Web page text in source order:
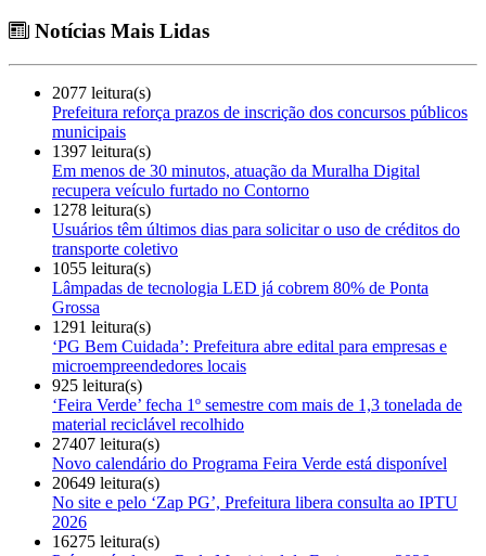
Notícias Mais Lidas
2077 leitura(s)
Prefeitura reforça prazos de inscrição dos concursos públicos
municipais
1397 leitura(s)
Em menos de 30 minutos, atuação da Muralha Digital
recupera veículo furtado no Contorno
1278 leitura(s)
Usuários têm últimos dias para solicitar o uso de créditos do
transporte coletivo
1055 leitura(s)
Lâmpadas de tecnologia LED já cobrem 80% de Ponta
Grossa
1291 leitura(s)
‘PG Bem Cuidada’: Prefeitura abre edital para empresas e
microempreendedores locais
925 leitura(s)
‘Feira Verde’ fecha 1º semestre com mais de 1,3 tonelada de
material reciclável recolhido
27407 leitura(s)
Novo calendário do Programa Feira Verde está disponível
20649 leitura(s)
No site e pelo ‘Zap PG’, Prefeitura libera consulta ao IPTU
2026
16275 leitura(s)